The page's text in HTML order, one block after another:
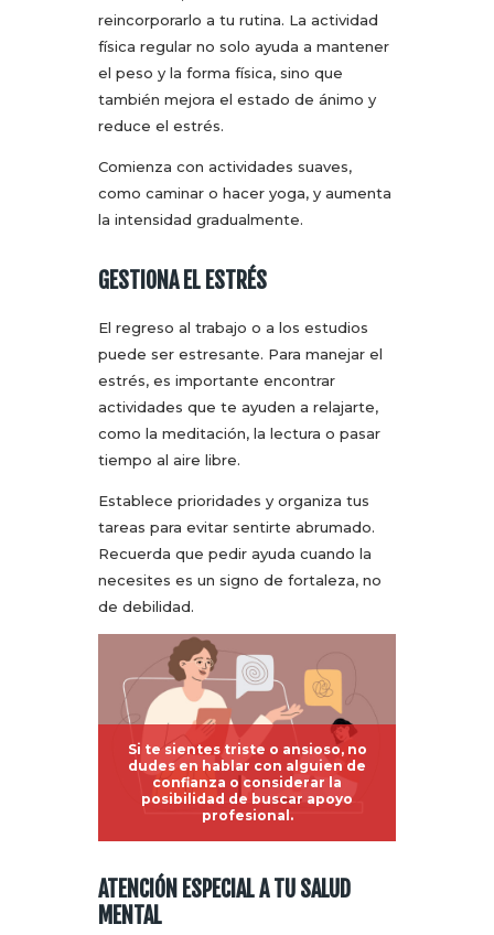
reincorporarlo a tu rutina. La actividad
física regular no solo ayuda a mantener
el peso y la forma física, sino que
también mejora el estado de ánimo y
reduce el estrés.
Comienza con actividades suaves,
como caminar o hacer yoga, y aumenta
la intensidad gradualmente.
GESTIONA EL ESTRÉS
El regreso al trabajo o a los estudios
puede ser estresante. Para manejar el
estrés, es importante encontrar
actividades que te ayuden a relajarte,
como la meditación, la lectura o pasar
tiempo al aire libre.
Establece prioridades y organiza tus
tareas para evitar sentirte abrumado.
Recuerda que pedir ayuda cuando la
necesites es un signo de fortaleza, no
de debilidad.
Si te sientes triste o ansioso, no
dudes en hablar con alguien de
confianza o considerar la
posibilidad de buscar apoyo
profesional.
ATENCIÓN ESPECIAL A TU SALUD
MENTAL